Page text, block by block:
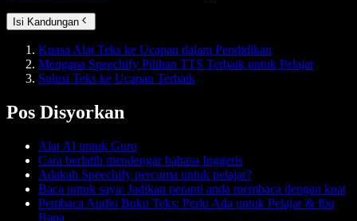
Isi Kandungan
Kuasa Alat Teks ke Ucapan dalam Pendidikan
Mengapa Speechify Pilihan TTS Terbaik untuk Pelajar
Solusi Teks ke Ucapan Terbaik
Pos Disyorkan
Alat AI untuk Guru
Cara berlatih mendengar bahasa Inggeris
Adakah Speechify percuma untuk pelajar?
Baca untuk saya: Jadikan peranti anda membaca dengan kuat
Pembaca Audio Buku Teks: Perlu Ada untuk Pelajar & Ibu
Bapa